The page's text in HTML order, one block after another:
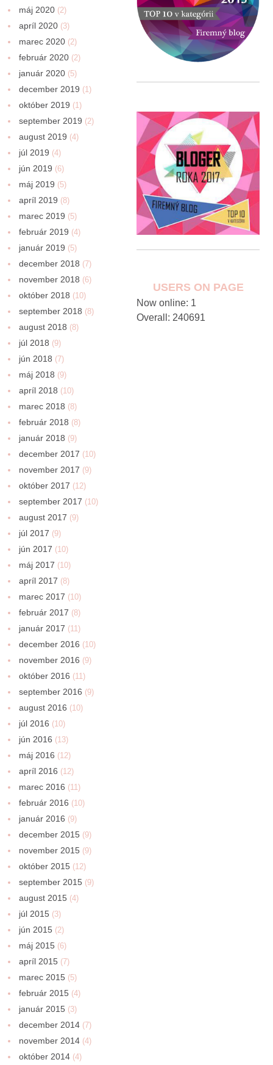
máj 2020 (2)
apríl 2020 (3)
marec 2020 (2)
február 2020 (2)
január 2020 (5)
december 2019 (1)
október 2019 (1)
september 2019 (2)
august 2019 (4)
júl 2019 (4)
jún 2019 (6)
máj 2019 (5)
apríl 2019 (8)
marec 2019 (5)
február 2019 (4)
január 2019 (5)
december 2018 (7)
november 2018 (6)
október 2018 (10)
september 2018 (8)
august 2018 (8)
júl 2018 (9)
jún 2018 (7)
máj 2018 (9)
apríl 2018 (10)
marec 2018 (8)
február 2018 (8)
január 2018 (9)
december 2017 (10)
november 2017 (9)
október 2017 (12)
september 2017 (10)
august 2017 (9)
júl 2017 (9)
jún 2017 (10)
máj 2017 (10)
apríl 2017 (8)
marec 2017 (10)
február 2017 (8)
január 2017 (11)
december 2016 (10)
november 2016 (9)
október 2016 (11)
september 2016 (9)
august 2016 (10)
júl 2016 (10)
jún 2016 (13)
máj 2016 (12)
apríl 2016 (12)
marec 2016 (11)
február 2016 (10)
január 2016 (9)
december 2015 (9)
november 2015 (9)
október 2015 (12)
september 2015 (9)
august 2015 (4)
júl 2015 (3)
jún 2015 (2)
máj 2015 (6)
apríl 2015 (7)
marec 2015 (5)
február 2015 (4)
január 2015 (3)
december 2014 (7)
november 2014 (4)
október 2014 (4)
USERS ON PAGE
Now online: 1
Overall: 240691